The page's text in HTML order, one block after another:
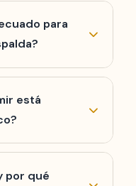
para
Si el problema
excesivos en
el Flex
excelente: la
en cambio
está
de lado. Su
por qué